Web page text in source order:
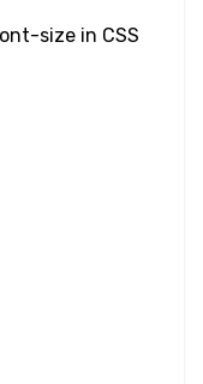
size in CSS